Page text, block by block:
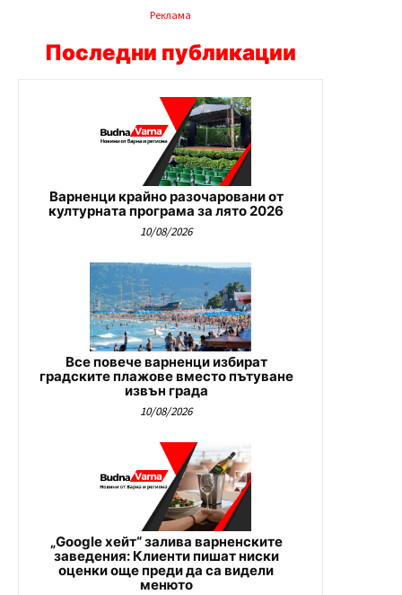
Реклама
Последни публикации
Варненци крайно разочаровани от
културната програма за лято 2026
10/08/2026
Все повече варненци избират
градските плажове вместо пътуване
извън града
10/08/2026
„Google хейт“ залива варненските
заведения: Клиенти пишат ниски
оценки още преди да са видели
менюто